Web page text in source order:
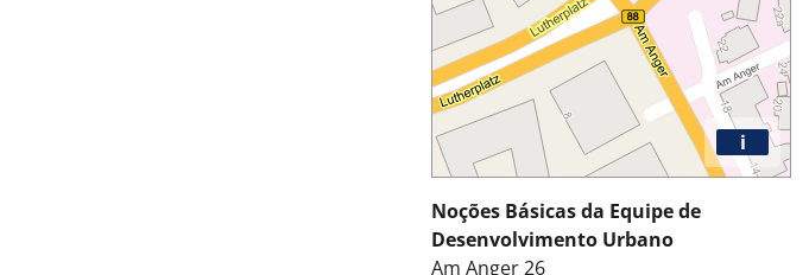
i
Noções Básicas da Equipe de
Desenvolvimento Urbano
Am Anger 26